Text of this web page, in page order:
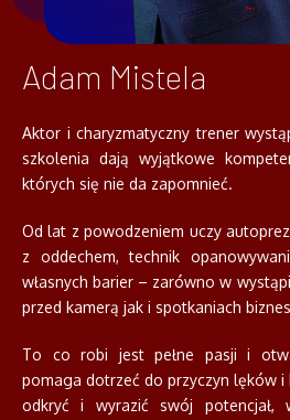
Adam Mistela
Aktor i charyzmatyczny trener
szkolenia dają wyjątkowe
których się nie da zapomnieć.
Od lat z powodzeniem uczy
z oddechem, technik
własnych barier – zarówno w
przed kamerą jak i spotkaniach
To co robi jest pełne pasji i
pomaga dotrzeć do przyczyn lęków
odkryć i wyrazić swój potencjał,